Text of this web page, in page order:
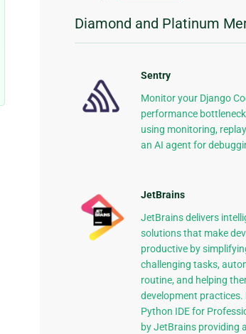
Diamond and Platinum
Sentry
Monitor your Django
performance
using monitoring,
an AI agent for
JetBrains
JetBrains delivers
solutions that make
productive by
challenging tasks,
routine, and helping
development practices.
Python IDE for
by JetBrains providing